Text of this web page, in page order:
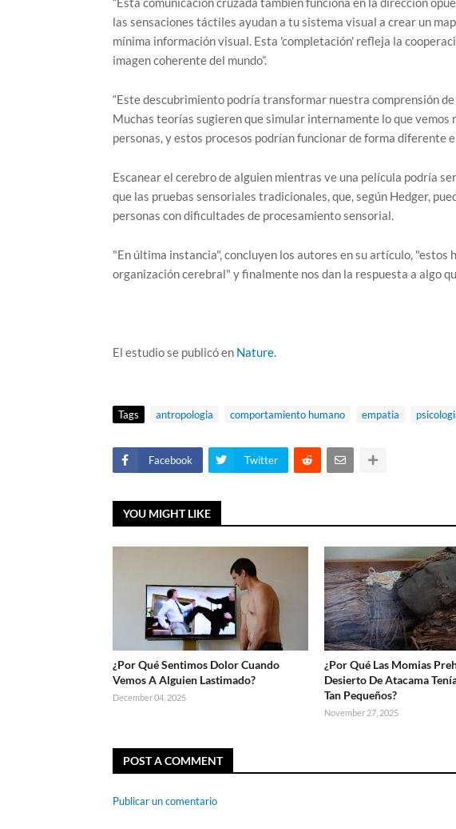
las sensaciones táctiles ayudan a tu sistema visual a crear un
mínima información visual. Esta 'completación' refleja la
imagen coherente del mundo”.
“Este descubrimiento podría transformar nuestra comprensión
Muchas teorías sugieren que simular internamente lo que vemos
personas, y estos procesos podrían funcionar de forma diferente
Escanear el cerebro de alguien mientras ve una película podría
que las pruebas sensoriales tradicionales, que, según Hedger,
personas con dificultades de procesamiento sensorial.
"En última instancia", concluyen los autores en su artículo,
organización cerebral" y finalmente nos dan la respuesta a algo
El estudio se publicó en Nature.
Tags antropologia comportamiento humano empatia
Facebook Twitter
YOU MIGHT LIKE
¿Por Qué Sentimos Dolor Cuando
Vemos A Alguien Lastimado?
December 04, 2025
¿Por Qué Las Momias
Desierto De Atacama
Tan Pequeños?
November 27, 2025
POST A COMMENT
Publicar un comentario